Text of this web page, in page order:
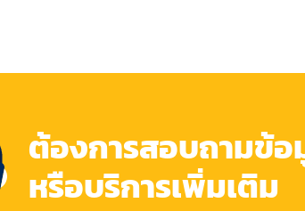
ต้องการสอบถามข้
หรือบริการเพิ่มเติม